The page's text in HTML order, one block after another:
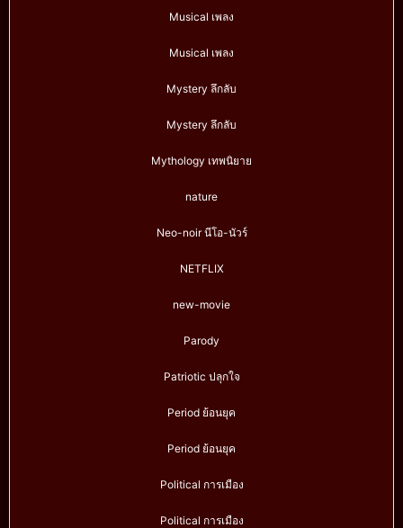
Musical เพลง
Musical เพลง
Mystery ลึกลับ
Mystery ลึกลับ
Mythology เทพนิยาย
nature
Neo-noir นีโอ-นัวร์
NETFLIX
new-movie
Parody
Patriotic ปลุกใจ
Period ย้อนยุค
Period ย้อนยุค
Political การเมือง
Political การเมือง